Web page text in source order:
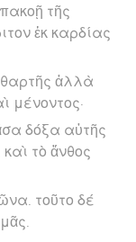
τῆς
ἐκ καρδίας
ἀλλὰ
μένοντος·
δόξα αὐτῆς
τὸ ἄνθος
τοῦτο δέ